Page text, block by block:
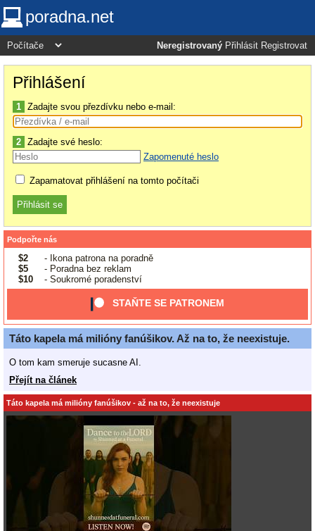
poradna.net
Neregistrovaný Přihlásit Registrovat
Přihlášení
1 Zadajte svou přezdívku nebo e-mail:
2 Zadajte své heslo:
Zapomenuté heslo
Zapamatovat přihlášení na tomto počítači
Podpořte nás
$2
- Ikona patrona na poradně
$5
- Poradna bez reklam
$10
- Soukromé poradenství
STAŇTE SE PATRONEM
Táto kapela má milióny fanúšikov. Až na to, že neexistuje.
O tom kam smeruje sucasne AI.
Přejít na článek
Táto kapela má milióny fanúšikov - až na to, že neexistuje